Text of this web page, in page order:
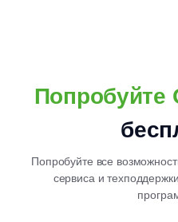
Попробуйте
Попробуйте все
сервиса и